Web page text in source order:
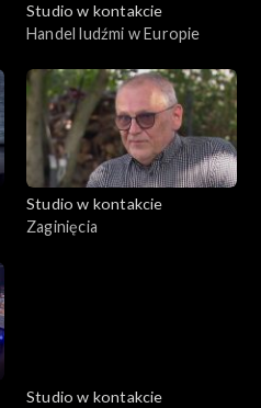
Studio w kontakcie
Handel ludźmi w Europie
Studio w kontakcie
Zaginięcia
Studio w kontakcie